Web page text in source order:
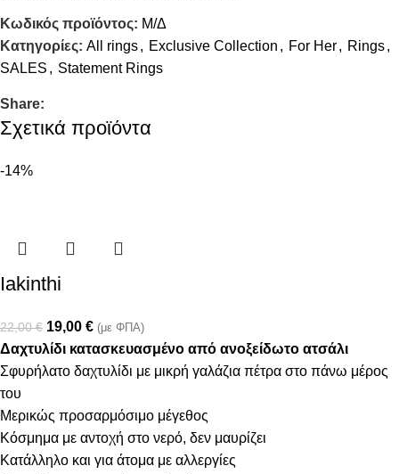
Κωδικός προϊόντος: Μ/Δ
Κατηγορίες: All rings, Exclusive Collection , For Her, Rings,
SALES , Statement Rings
Share:
Σχετικά προϊόντα
-14%
Iakinthi
22,00€ 19,00 € (με ΦΠΑ)
Δαχτυλίδι κατασκευασμένο από ανοξείδωτο ατσάλι
Σφυρήλατο δαχτυλίδι με μικρή γαλάζια πέτρα στο πάνω μέρος
του
Μερικώς προσαρμόσιμο μέγεθος
Κόσμημα με αντοχή στο νερό, δεν μαυρίζει
Κατάλληλο και για άτομα με αλλεργίες